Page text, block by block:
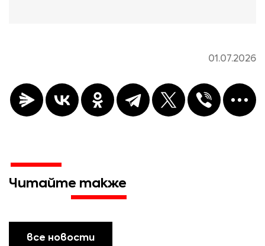
01.07.2026
Читайте также
все новости